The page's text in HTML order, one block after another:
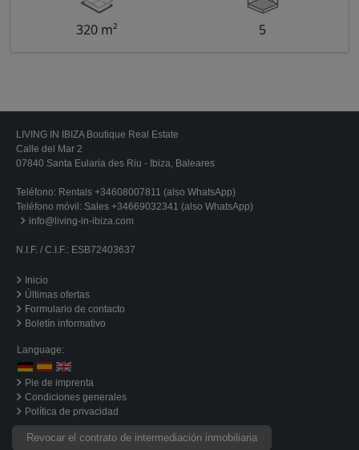
320 m² 5
LIVING IN IBIZA Boutique Real Estate
Calle del Mar 2
07840 Santa Eularia des Riu - Ibiza, Baleares
Teléfono: Rentals +34608007811 (also WhatsApp)
Teléfono móvil: Sales +34669032341 (also WhatsApp)
info@living-in-ibiza.com
N.I.F. / C.I.F.: ESB72403637
Inicio
Últimas ofertas
Formulario de contacto
Boletín informativo
Language:
Pie de imprenta
Condiciones generales
Política de privacidad
Revocar el contrato de intermediación inmobiliaria